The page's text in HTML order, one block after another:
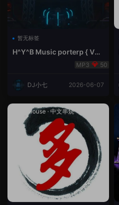
暂无标签
H^Y^B Music porterp { V总
50
DJ小七 2026-06-07
Prog House · 中文串烧